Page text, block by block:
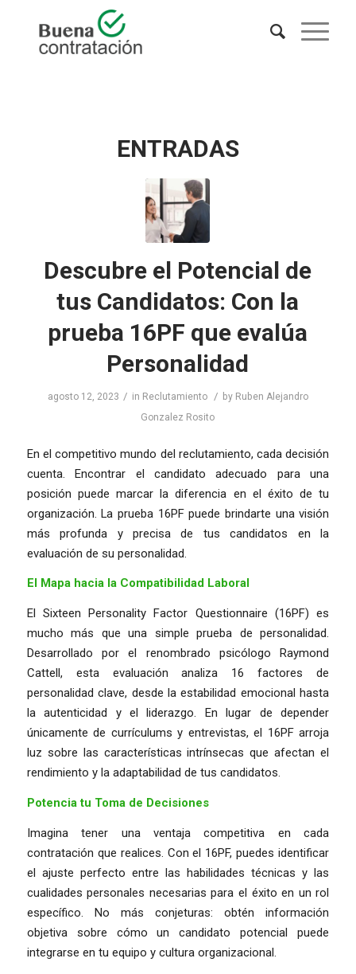
ENTRADAS
Descubre el Potencial de
tus Candidatos: Con la
prueba 16PF que evalúa
Personalidad
agosto 12, 2023 / in Reclutamiento / by Ruben Alejandro
Gonzalez Rosito
En el competitivo mundo del reclutamiento, cada decisión
cuenta. Encontrar el candidato adecuado para una
posición puede marcar la diferencia en el éxito de tu
organización. La prueba 16PF puede brindarte una visión
más profunda y precisa de tus candidatos en la
evaluación de su personalidad.
El Mapa hacia la Compatibilidad Laboral
El Sixteen Personality Factor Questionnaire (16PF) es
mucho más que una simple prueba de personalidad.
Desarrollado por el renombrado psicólogo Raymond
Cattell, esta evaluación analiza 16 factores de
personalidad clave, desde la estabilidad emocional hasta
la autenticidad y el liderazgo. En lugar de depender
únicamente de currículums y entrevistas, el 16PF arroja
luz sobre las características intrínsecas que afectan el
rendimiento y la adaptabilidad de tus candidatos.
Potencia tu Toma de Decisiones
Imagina tener una ventaja competitiva en cada
contratación que realices. Con el 16PF, puedes identificar
el ajuste perfecto entre las habilidades técnicas y las
cualidades personales necesarias para el éxito en un rol
específico. No más conjeturas: obtén información
objetiva sobre cómo un candidato potencial puede
integrarse en tu equipo y cultura organizacional.